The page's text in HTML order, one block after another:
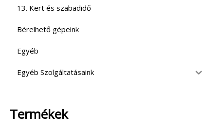
13. Kert és szabadidő
Bérelhető gépeink
Egyéb
Egyéb Szolgáltatásaink
Termékek